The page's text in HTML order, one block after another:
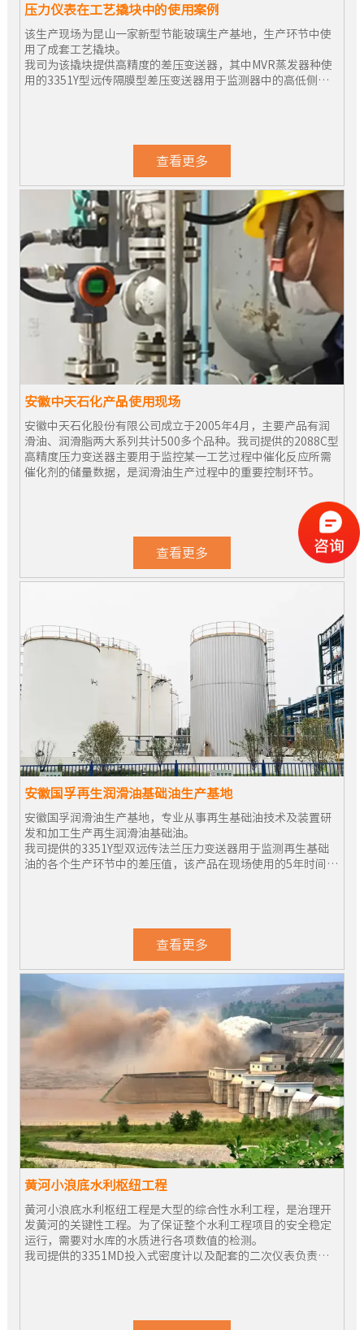
压力仪表在工艺撬块中的使用案例
该生产现场为昆山一家新型节能玻璃生产基地，生产环节中使
用了成套工艺撬块。
我司为该撬块提供高精度的差压变送器，其中MVR蒸发器种使
用的3351Y型远传隔膜型差压变送器用于监测器中的高低侧压
查看更多
安徽中天石化产品使用现场
安徽中天石化股份有限公司成立于2005年4月，主要产品有润
滑油、润滑脂两大系列共计500多个品种。我司提供的2088C型
高精度压力变送器主要用于监控某一工艺过程中催化反应所需
催化剂的储量数据，是润滑油生产过程中的重要控制环节。
查看更多
安徽国孚再生润滑油基础油生产基地
安徽国孚润滑油生产基地，专业从事再生基础油技术及装置研
发和加工生产再生润滑油基础油。
我司提供的3351Y型双远传法兰压力变送器用于监测再生基础
油的各个生产环节中的差压值，该产品在现场使用的5年时间里
查看更多
黄河小浪底水利枢纽工程
黄河小浪底水利枢纽工程是大型的综合性水利工程，是治理开
发黄河的关键性工程。为了保证整个水利工程项目的安全稳定
运行，需要对水库的水质进行各项数值的检测。
我司提供的3351MD投入式密度计以及配套的二次仪表负责检